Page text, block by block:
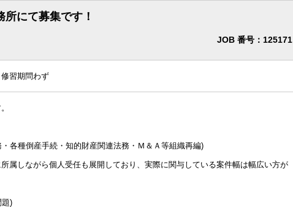
所にて募集です！
JOB 番号：125171
習期問わず
各種倒産手続・知的財産関連法務・Ｍ＆Ａ等組織再編)
属しながら個人受任も展開しており、実際に関与している案件幅は幅広い方が
)